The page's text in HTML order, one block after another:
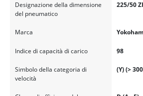
Designazione della dimensione
del pneumatico
225/50
Marca
Indice di capacità di carico 98
Simbolo della categoria di
velocità
(Y) (>